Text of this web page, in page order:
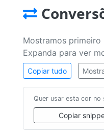
Mostramos primeiro
Expanda para ver
Copiar tudo
Quer usar esta cor no
Copiar